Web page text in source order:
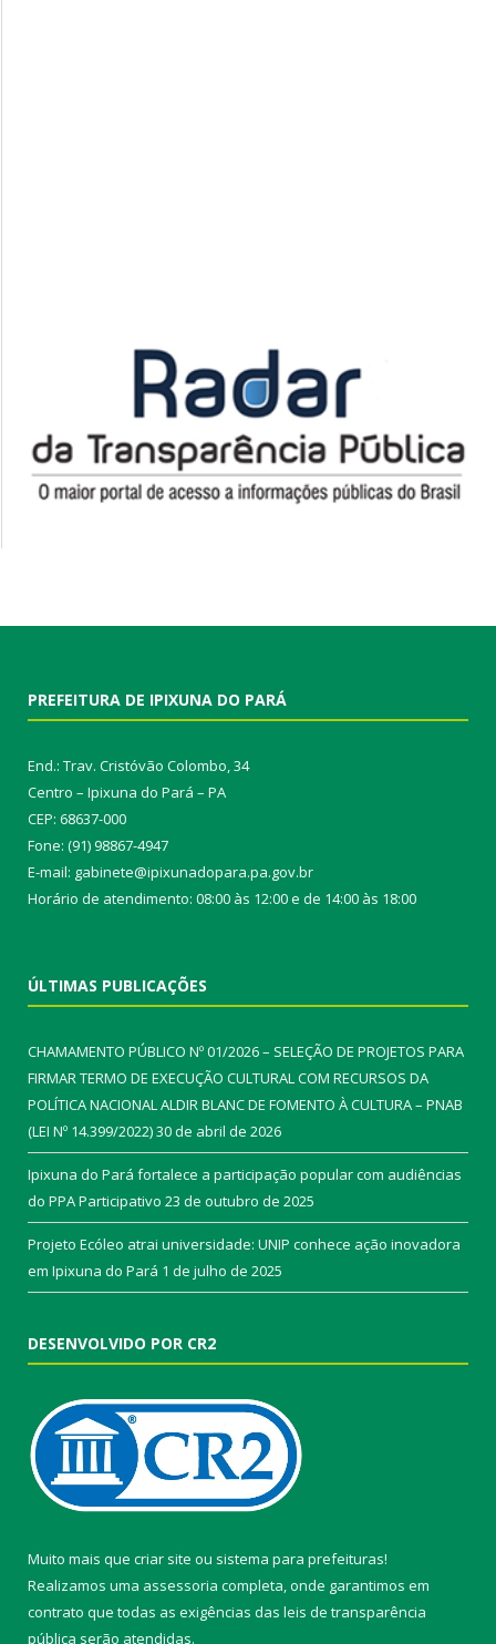
PREFEITURA DE IPIXUNA DO PARÁ
End.: Trav. Cristóvão Colombo, 34
Centro – Ipixuna do Pará – PA
CEP: 68637-000
Fone: (91) 98867-4947
E-mail: gabinete@ipixunadopara.pa.gov.br
Horário de atendimento: 08:00 às 12:00 e de 14:00 às 18:00
ÚLTIMAS PUBLICAÇÕES
CHAMAMENTO PÚBLICO Nº 01/2026 – SELEÇÃO DE PROJETOS PARA
FIRMAR TERMO DE EXECUÇÃO CULTURAL COM RECURSOS DA
POLÍTICA NACIONAL ALDIR BLANC DE FOMENTO À CULTURA – PNAB
(LEI Nº 14.399/2022)30 de abril de 2026
Ipixuna do Pará fortalece a participação popular com audiências
do PPA Participativo 23 de outubro de 2025
Projeto Ecóleo atrai universidade: UNIP conhece ação inovadora
em Ipixuna do Pará 1 de julho de 2025
DESENVOLVIDO POR CR2
Muito mais que criar site ou sistema para prefeituras!
Realizamos uma assessoria completa, onde garantimos em
contrato que todas as exigências das leis de transparência
pública serão atendidas.